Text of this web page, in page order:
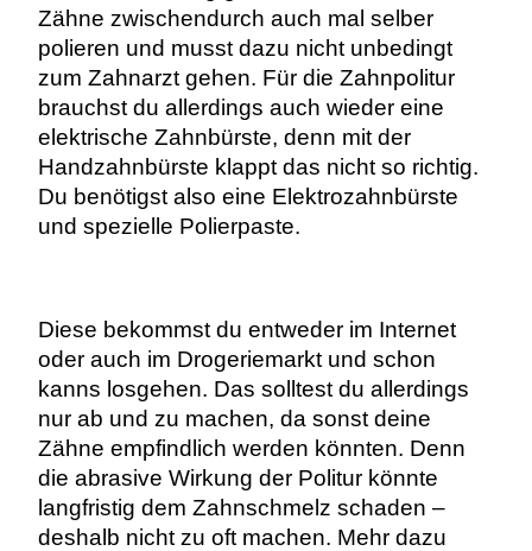
Zähne zwischendurch auch mal selber
polieren und musst dazu nicht unbedingt
zum Zahnarzt gehen. Für die Zahnpolitur
brauchst du allerdings auch wieder eine
elektrische Zahnbürste, denn mit der
Handzahnbürste klappt das nicht so richtig.
Du benötigst also eine Elektrozahnbürste
und spezielle Polierpaste.
Diese bekommst du entweder im Internet
oder auch im Drogeriemarkt und schon
kanns losgehen. Das solltest du allerdings
nur ab und zu machen, da sonst deine
Zähne empfindlich werden könnten. Denn
die abrasive Wirkung der Politur könnte
langfristig dem Zahnschmelz schaden –
deshalb nicht zu oft machen. Mehr dazu